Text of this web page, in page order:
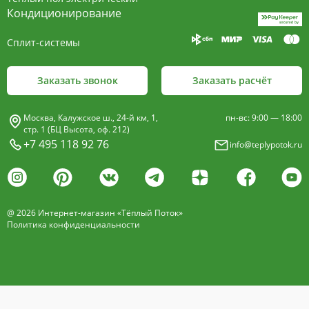
пластины, покрыт износостойким порошковым
покрытием чёрного цвета.
- изготавливается двух типов: рулонная и
анодированный алюминий четырёх цветов -
золото, бронза, чёрный, серебро (без доплат)
дерево – дуб натуральный
нержавеющая сталь
Кондиционирование
Сплит-системы
Заказать звонок Заказать расчёт
Москва, Калужское ш., 24-й км, 1,
стр. 1 (БЦ Высота, оф. 212)
+7 495 118 92 76
пн-вс: 9:00 — 18:00
info@teplypotok.ru
@ 2026 Интернет-магазин «Тёплый Поток»
Политика конфиденциальности